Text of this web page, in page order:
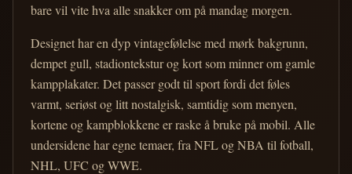
bare vil vite hva alle snakker om på mandag morgen.
Designet har en dyp vintagefølelse med mørk bakgrunn,
dempet gull, stadiontekstur og kort som minner om gamle
kampplakater. Det passer godt til sport fordi det føles
varmt, seriøst og litt nostalgisk, samtidig som menyen,
kortene og kampblokkene er raske å bruke på mobil. Alle
undersidene har egne temaer, fra NFL og NBA til fotball,
NHL, UFC og WWE.